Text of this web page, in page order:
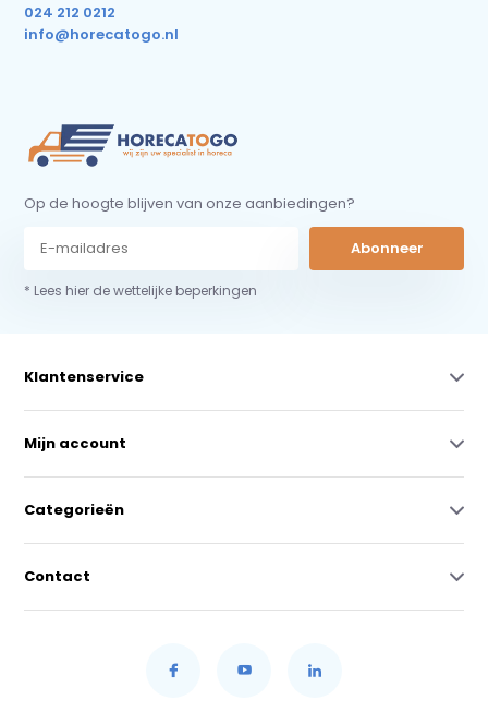
024 212 0212
info@horecatogo.nl
Op de hoogte blijven van onze aanbiedingen?
Abonneer
* Lees hier de wettelijke beperkingen
Klantenservice
Mijn account
Categorieën
Contact